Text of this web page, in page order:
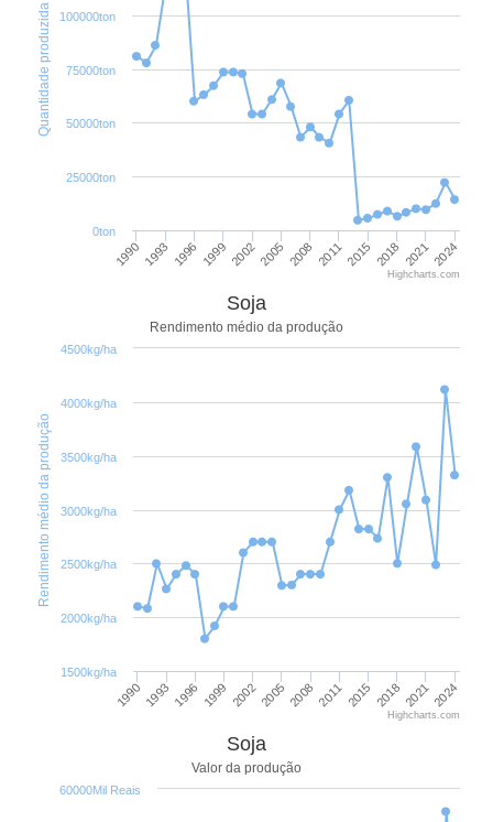
Quantidade produzida
1990 1996 2002 2008 2015 2021
1993 1999 2005 2011 2018 2024
0ton
25000ton
50000ton
75000ton
100000ton
Highcharts.com
Rendimento médio da produção
Soja
Rendimento médio da produção
1990 1996 2002 2008 2015 2021
1993 1999 2005 2011 2018 2024
1500kg/ha
2000kg/ha
2500kg/ha
3000kg/ha
3500kg/ha
4000kg/ha
4500kg/ha
Highcharts.com
Soja
Valor da produção
60000Mil Reais